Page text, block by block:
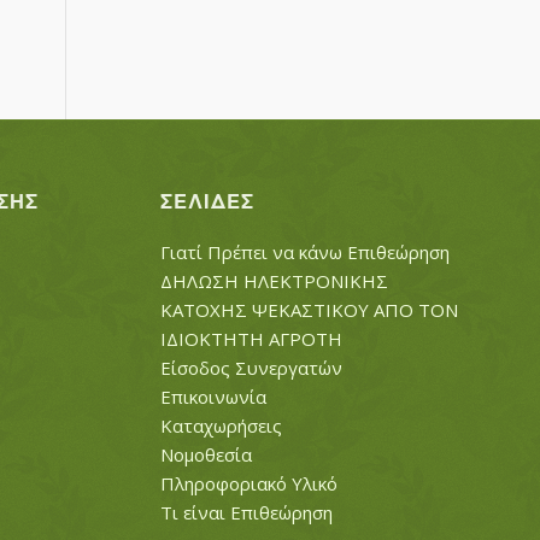
ΣΕΛΊΔΕΣ
Γιατί Πρέπει να κάνω Επιθεώρηση
ΔΗΛΩΣΗ ΗΛΕΚΤΡΟΝΙΚΗΣ
ΚΑΤΟΧΗΣ ΨΕΚΑΣΤΙΚΟΥ ΑΠΟ ΤΟΝ
ΙΔΙΟΚΤΗΤΗ ΑΓΡΟΤΗ
Είσοδος Συνεργατών
Επικοινωνία
Καταχωρήσεις
Νομοθεσία
Πληροφοριακό Υλικό
Τι είναι Επιθεώρηση